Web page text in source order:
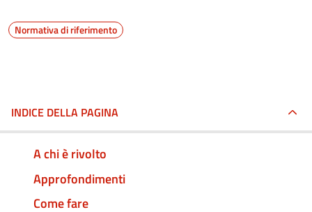
Normativa di riferimento
INDICE DELLA PAGINA
A chi è rivolto
Approfondimenti
Come fare